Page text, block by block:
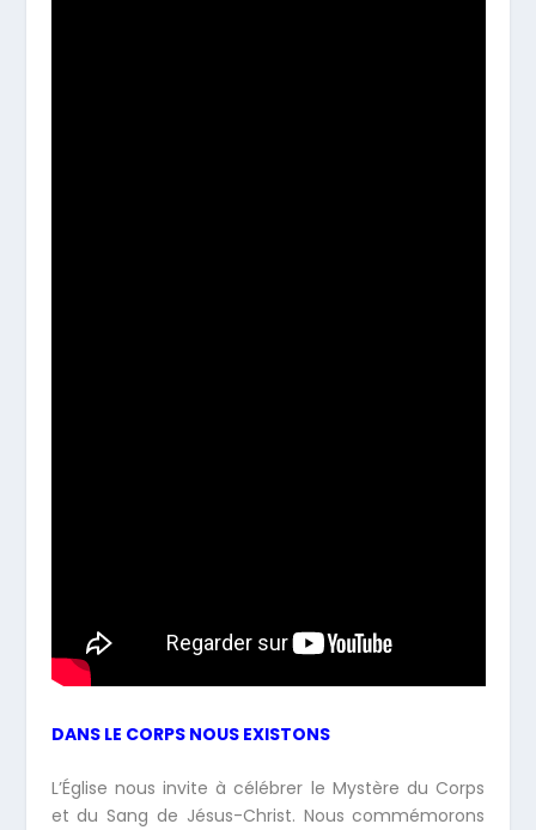
DANS LE CORPS NOUS EXISTONS
L’Église nous invite à célébrer le Mystère du Corps
et du Sang de Jésus-Christ. Nous commémorons